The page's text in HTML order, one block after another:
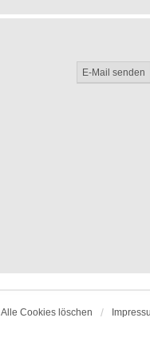
Alle Cookies löschen